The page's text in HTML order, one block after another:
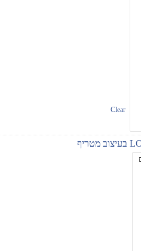
Clear